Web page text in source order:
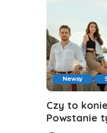
Newsy
Czy to
Powstanie